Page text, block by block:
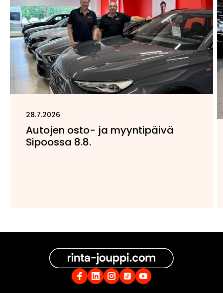
28.7.2026
Autojen osto- ja myyntipäivä
Sipoossa 8.8.